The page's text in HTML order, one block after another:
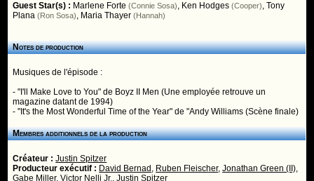
Guest Star(s) : Marlene Forte (Connie Sosa), Ken Hodges (Cooper),Tony
Plana (Ron Sosa), Maria Thayer (Hannah)
Notes de production
Musiques de l'épisode :
- "I'll Make Love to You" de Boyz II Men (Une employée retrouve un
magazine datant de 1994)
- "It's the Most Wonderful Time of the Year" de "Andy Williams (Scène finale)
Membres additionnels de la production
Créateur :Justin Spitzer
Producteur exécutif : David Bernad , Ruben Fleischer,Jonathan Green (II),
Gabe Miller,Victor Nelli Jr.,Justin Spitzer